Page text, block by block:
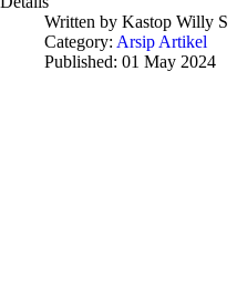
Written by Kastop Willy S
Category: Arsip Artikel
Published: 01 May 2024